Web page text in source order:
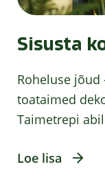
Sisusta
Roheluse jõud
toataimed
Taimetrepi
Loe lisa